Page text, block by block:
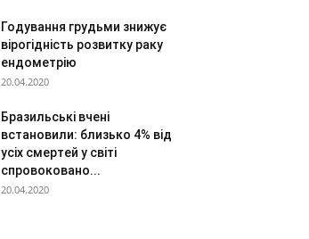
Годування грудьми знижує
вірогідність розвитку раку
ендометрію
20.04.2020
Бразильські вчені
встановили: близько 4% від
усіх смертей у світі
спровоковано...
20.04.2020